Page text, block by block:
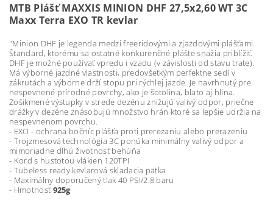
MTB Plášť MAXXIS MINION DHF 27,5x2,60 WT 3C
Maxx Terra EXO TR kevlar
"Minion DHF je legenda medzi freeridovými a zjazdovými plášťami.
Štandard, ktorému sa ostatné konkurenčné plášte snažia priblížiť.
DHF je možné používať vpredu i vzadu (v závislosti od stavu trate).
Má výborné jazdné vlastnosti, predovšetkým perfektne sedí v
zákrutách a výborne drží stopu pri rýchlej jazde. Je navrhnutý pre
nespevnené prírodné povrchy, ako je šotolina, blato aj hlina.
Zošikmené výstupky v strede dezénu znižujú valivý odpor, priečne
drážky v dezéne znásobujú množstvo hrán ktoré sa lepšie udržia na
nespevnenom povrchu.
- EXO - ochrana bočníc plášťa proti prerezaniu alebo prerazeniu
- Trojzmesová technológia 3C ponúka minimálny valivý odpor a
mimoriadne dlhú životnosť behúňa
- Kord s hustotou vlákien 120TPI
- Tubeless ready kevlarová skladacia pätka
- Maximálny doporučený tlak 40 PSI/2.8 baru
- Hmotnosť925g